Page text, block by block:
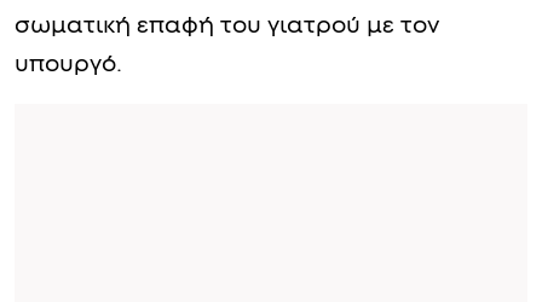
σωματική επαφή του γιατρού με τον
υπουργό.